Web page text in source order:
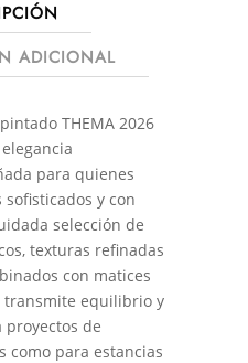
ADICIONAL
THEMA 2026
para quienes
y con
selección de
texturas refinadas
con matices
transmite equilibrio y
de
como para estancias